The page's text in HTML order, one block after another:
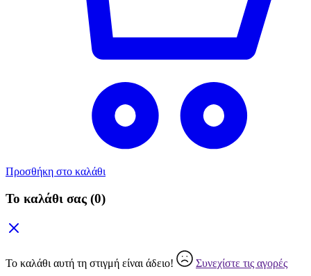
Προσθήκη στο καλάθι
Το καλάθι σας (0)
Το καλάθι αυτή τη στιγμή είναι άδειο! Συνεχίστε τις αγορές